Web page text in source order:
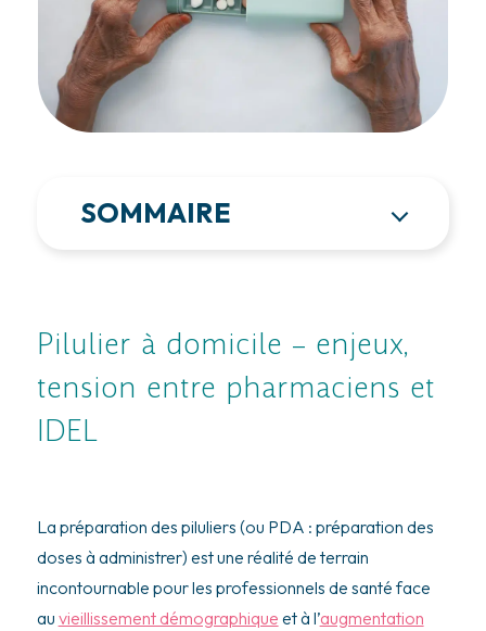
SOMMAIRE
Pilulier à domicile – enjeux,
tension entre pharmaciens et
IDEL
La préparation des piluliers (ou PDA : préparation des
doses à administrer) est une réalité de terrain
incontournable pour les professionnels de santé face
au vieillissement démographique et à l’augmentation